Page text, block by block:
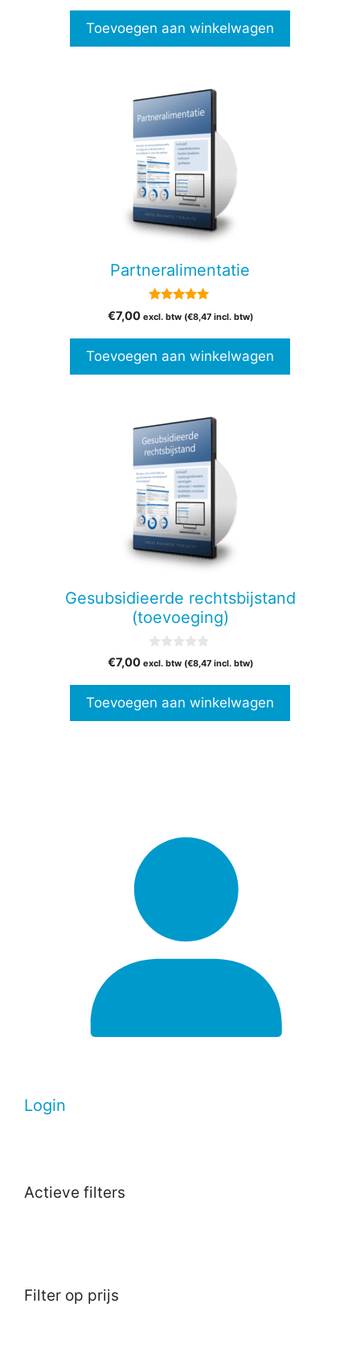
Toevoegen aan winkelwagen
Partneralimentatie
van 5
€7,00 excl. btw (€8,47incl. btw)
Toevoegen aan winkelwagen
Gesubsidieerde rechtsbijstand
(toevoeging)
v
5
€7,00 excl. btw (€8,47incl. btw)
Toevoegen aan winkelwagen
Login
Actieve filters
Filter op prijs